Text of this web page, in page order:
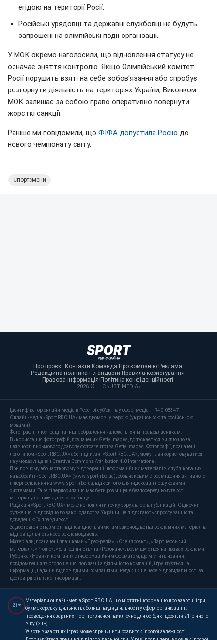
егідою на території Росії.
Російські урядовці та державні службовці не будуть
запрошені на олімпійські події організації.
У МОК окремо наголосили, що відновлення статусу не
означає зняття контролю. Якщо Олімпійський комітет
Росії порушить взяті на себе зобов'язання або спробує
розгорнути діяльність на територіях України, Виконком
МОК залишає за собою право оперативно повернути
жорсткі санкції.
Раніше ми повідомили, що ФІФА допустила Росію до
нового чемпіонату світу.
Спортсмени
Про проєкт·Контакти·Команда·Про компанію·Реклама·
Редакційна політика і стандарти·Правила користування·
Правова інформація·Політика конфіденційності·
2026 © LLC «UBT MEDIA»
Ідентифікатор онлайн-медіа в Реєстрі суб’єктів у сфері медіа — R40-05347
Онлайн-медіа «Sport RBC.UA» має двомовну версію (українською та російською
мовами).
Фотографії, ілюстрації та інші зображення належать їхнім правовласникам.
Використання фотографій, позначених Getty Images, допускається виключно за
наявності письмового дозволу фотоагентства Getty Images. Фотографії, позначені
логотипом «Sport RBC.UA» або підписані «Sport RBC.UA», можуть використовуватися
на умовах ліцензії Creative Commons Attribution 4.0 International.
При повному або частковому відтворенні інформаційних матеріалів, опублікованих
на вебсайті «Sport RBC.UA» (www.sport.rbc.ua), обов'язковим є розміщення активного
гіперпосилання на www.sport.rbc.ua, відкритого для індексації пошуковими
системами. Таке гіперпосилання має бути розміщене безпосередньо в тексті
матеріалу не нижче другого абзацу.
Редакція «Sport RBC.UA» може не поділяти точку зору авторів публікацій. Оціночні
судження, відповідно до законодавства України, не підлягають спростуванню та
доведенню їх правдивості.
За достовірність, зміст і відповідність вимогам законодавства рекламних матеріалів
відповідальність несе рекламодавець.
Матеріали, позначені плашками «Прес-реліз», «Спецпроєкт», «Партнерський
матеріал», «Promo», «Благодійність» та «Резонанс», розміщуються на правах реклами.
Рубрика «Новини компанії» є інформаційним форматом, що містить новини,
повідомлення та оголошення, пов'язані з діяльністю компаній, і ґрунтується на
інформації, наданій відповідними компаніями. Редакція не несе відповідальності за
достовірність такої інформації.
21+
Матеріали онлайн-медіа Sport RBC.UA, що містять інформацію про азартні ігри,
букмекерську діяльність або інші види діяльності у сфері організації та
проведення азартних ігор, призначені виключно для осіб, які досягли 21-річного
віку (21+).
Участь в азартних іграх може спричинити розвиток ігрової залежності.